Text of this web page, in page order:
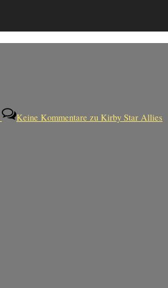
Keine Kommentare zu Kirby Star Allies